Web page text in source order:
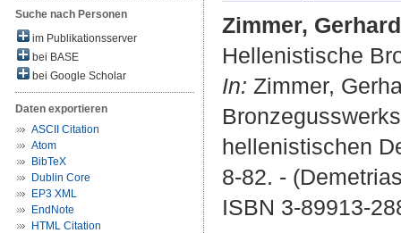
Suche nach Personen
im Publikationsserver
bei BASE
bei Google Scholar
Daten exportieren
ASCII Citation
Atom
BibTeX
Dublin Core
EP3 XML
EndNote
HTML Citation
Zimmer, Gerhard
Hellenistische
In: Zimmer,
hellenistischen
8-82. -
ISBN 3-89913-